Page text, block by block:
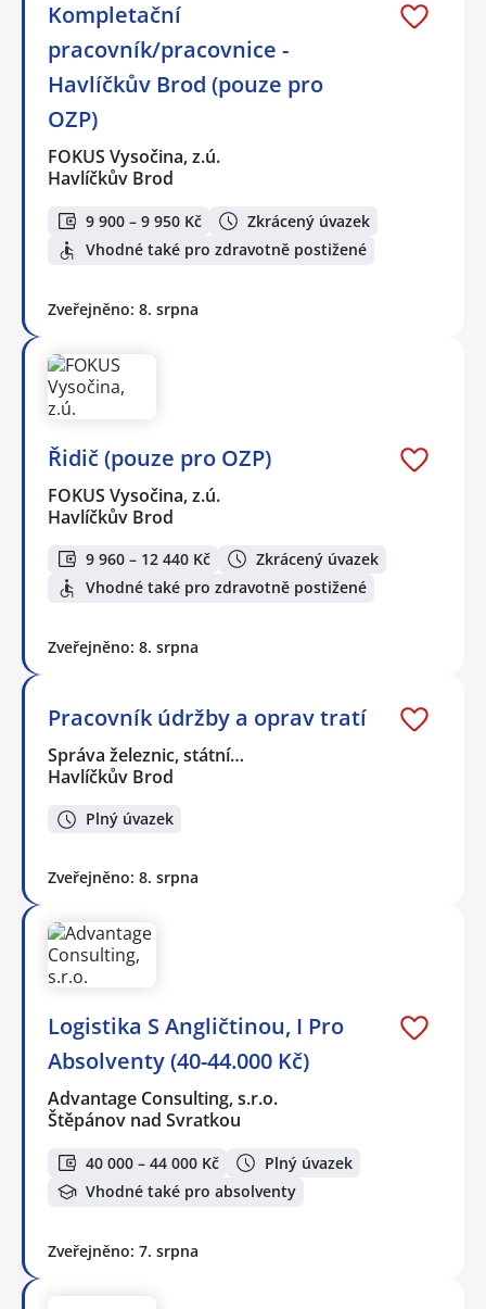
Kompletační
pracovník/pracovnice -
Havlíčkův Brod (pouze pro
OZP)
FOKUS Vysočina, z.ú.
Havlíčkův Brod
9 900 – 9 950 Kč
Zkrácený úvazek
Vhodné také pro zdravotně postižené
Zveřejněno: 8. srpna
Řidič (pouze pro OZP)
FOKUS Vysočina, z.ú.
Havlíčkův Brod
9 960 – 12 440 Kč
Zkrácený úvazek
Vhodné také pro zdravotně postižené
Zveřejněno: 8. srpna
Pracovník údržby a oprav tratí
Správa železnic, státní…
Havlíčkův Brod
Plný úvazek
Zveřejněno: 8. srpna
Logistika S Angličtinou, I Pro
Absolventy (40-44.000 Kč)
Advantage Consulting, s.r.o.
Štěpánov nad Svratkou
40 000 – 44 000 Kč
Plný úvazek
Vhodné také pro absolventy
Zveřejněno: 7. srpna